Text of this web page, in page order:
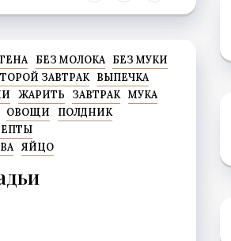
БЕЗ МОЛОКА
БЕЗ МУКИ
ЗАВТРАК
ВЫПЕЧКА
ЖАРИТЬ ЗАВТРАК
МУКА
ОВОЩИ
ПОЛДНИК
ЯЙЦО